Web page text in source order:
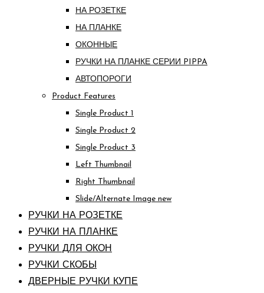
НА РОЗЕТКЕ
НА ПЛАНКЕ
ОКОННЫЕ
РУЧКИ НА ПЛАНКЕ СЕРИИ PIPPA
АВТОПОРОГИ
Product Features
Single Product 1
Single Product 2
Single Product 3
Left Thumbnail
Right Thumbnail
Slide/Alternate Image new
РУЧКИ НА РОЗЕТКЕ
РУЧКИ НА ПЛАНКЕ
РУЧКИ ДЛЯ ОКОН
РУЧКИ СКОБЫ
ДВЕРНЫЕ РУЧКИ КУПЕ